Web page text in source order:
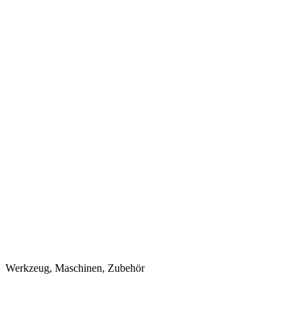
Werkzeug, Maschinen, Zubehör